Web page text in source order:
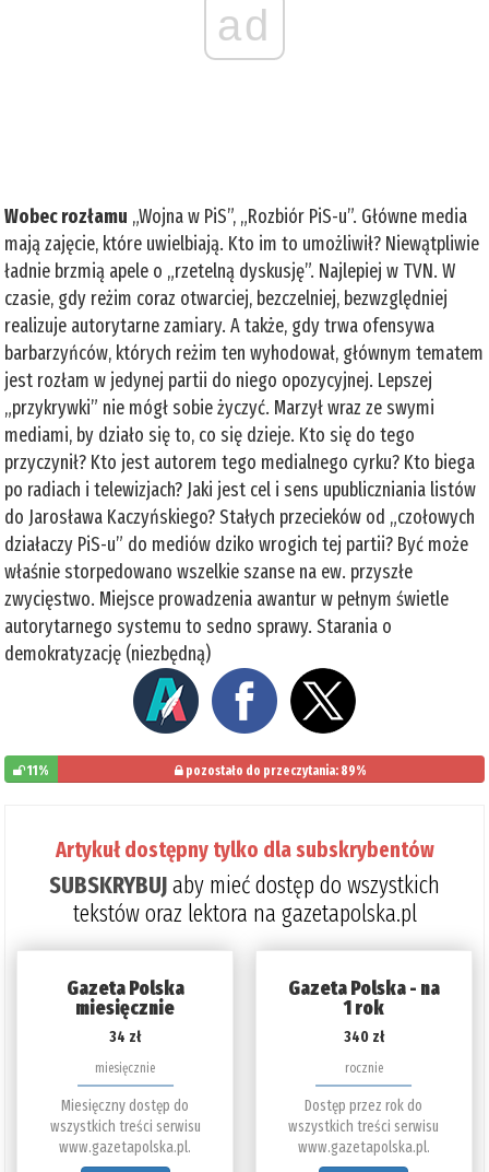
ad
Wobec rozłamu „Wojna w PiS”, „Rozbiór PiS-u”. Główne media
mają zajęcie, które uwielbiają. Kto im to umożliwił? Niewątpliwie
ładnie brzmią apele o „rzetelną dyskusję”. Najlepiej w TVN. W
czasie, gdy reżim coraz otwarciej, bezczelniej, bezwzględniej
realizuje autorytarne zamiary. A także, gdy trwa ofensywa
barbarzyńców, których reżim ten wyhodował, głównym tematem
jest rozłam w jedynej partii do niego opozycyjnej. Lepszej
„przykrywki” nie mógł sobie życzyć. Marzył wraz ze swymi
mediami, by działo się to, co się dzieje. Kto się do tego
przyczynił? Kto jest autorem tego medialnego cyrku? Kto biega
po radiach i telewizjach? Jaki jest cel i sens upubliczniania listów
do Jarosława Kaczyńskiego? Stałych przecieków od „czołowych
działaczy PiS-u” do mediów dziko wrogich tej partii? Być może
właśnie storpedowano wszelkie szanse na ew. przyszłe
zwycięstwo. Miejsce prowadzenia awantur w pełnym świetle
autorytarnego systemu to sedno sprawy. Starania o
demokratyzację (niezbędną)
11% pozostało do przeczytania: 89%
Artykuł dostępny tylko dla subskrybentów
SUBSKRYBUJaby mieć dostęp do wszystkich
tekstów oraz lektora na gazetapolska.pl
Gazeta Polska
miesięcznie
34 zł
miesięcznie
Miesięczny dostęp do
wszystkich treści serwisu
www.gazetapolska.pl.
Gazeta Polska - na
1 rok
340 zł
rocznie
Dostęp przez rok do
wszystkich treści serwisu
www.gazetapolska.pl.